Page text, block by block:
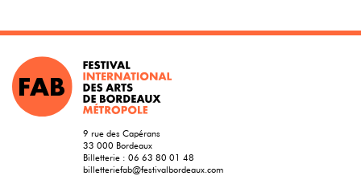
9 rue des Capérans
33 000 Bordeaux
Billetterie : 06 63 80 01 48
billetteriefab@festivalbordeaux.com